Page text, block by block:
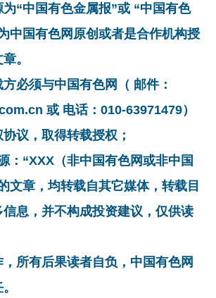
“中国有色金属报”或 “中国有色
中国有色网原创或者是合作机构授
。
必须与中国有色网（ 邮件：
或 电话：010-63971479）
议，取得转载授权；
：“XXX（非中国有色网或非中国
文章，均转载自其它媒体，转载目
息，并不构成投资建议，仅供读
所有后果读者自负，中国有色网